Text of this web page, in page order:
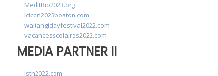
MedItRio2023.org
lcicon2023boston.com
waitangidayfestival2022.com
vacancesscolaires2022.com
MEDIA PARTNER II
isth2022.com